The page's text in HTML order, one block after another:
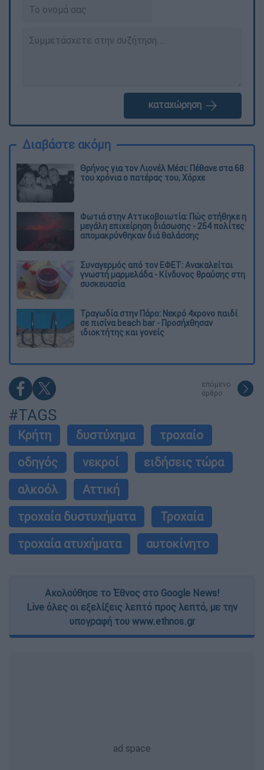
καταχώρηση
Διαβάστε ακόμη
Θρήνος για τον Λιονέλ Μέσι: Πέθανε στα 68
του χρόνια ο πατέρας του, Χόρχε
Φωτιά στην Αττικοβοιωτία: Πώς στήθηκε η
μεγάλη επιχείρηση διάσωσης - 254 πολίτες
απομακρύνθηκαν διά θαλάσσης
Συναγερμός από τον ΕΦΕΤ: Ανακαλείται
γνωστή μαρμελάδα - Κίνδυνος θραύσης στη
συσκευασία
Τραγωδία στην Πάρο: Νεκρό 4χρονο παιδί
σε πισίνα beach bar - Προσήχθησαν
ιδιοκτήτης και γονείς
επόμενο
άρθρο
#TAGS
Κρήτη δυστύχημα
τροχαίο
οδηγός
νεκροί
ειδήσεις τώρα
αλκοόλ
Αττική
τροχαία δυστυχήματα
Τροχαία
τροχαία ατυχήματα
αυτοκίνητο
Ακολούθησε το Έθνος στο Google News!
Live όλες οι εξελίξεις λεπτό προς λεπτό, με την
υπογραφή του www.ethnos.gr